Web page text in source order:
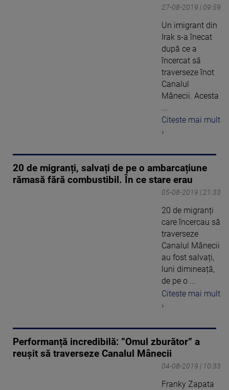
27-08-2019 | 09:59
Un imigrant din
Irak s-a înecat
după ce a
încercat să
traverseze înot
Canalul
Mânecii. Acesta
Citeste mai mult
›
20 de migranți, salvați de pe o ambarcațiune
rămasă fără combustibil. În ce stare erau
05-08-2019 | 21:33
20 de migranți
care încercau să
traverseze
Canalul Mânecii
au fost salvați,
luni dimineață,
de pe o ...
Citeste mai mult
›
Performanță incredibilă: ”Omul zburător” a
reușit să traverseze Canalul Mânecii
04-08-2019 | 10:33
Franky Zapata